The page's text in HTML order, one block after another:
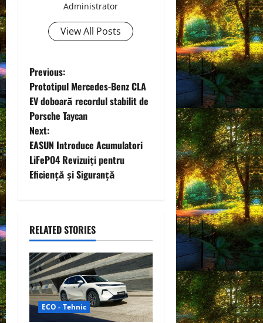
Administrator
View All Posts
P
o
s
t
n
v
i
g
a
Previous:
Prototipul Mercedes-Benz CLA
EV doboară recordul stabilit de
Porsche Taycan
Next:
EASUN Introduce Acumulatori
LiFePO4 Revizuiți pentru
Eficiență și Siguranță
RELATED STORIES
ECO - Tehnic